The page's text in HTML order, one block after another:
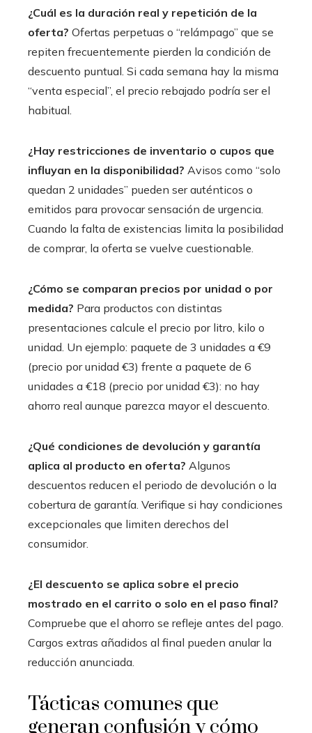
¿Cuál es la duración real y repetición de la
oferta? Ofertas perpetuas o “relámpago” que se
repiten frecuentemente pierden la condición de
descuento puntual. Si cada semana hay la misma
“venta especial”, el precio rebajado podría ser el
habitual.
¿Hay restricciones de inventario o cupos que
influyan en la disponibilidad? Avisos como “solo
quedan 2 unidades” pueden ser auténticos o
emitidos para provocar sensación de urgencia.
Cuando la falta de existencias limita la posibilidad
de comprar, la oferta se vuelve cuestionable.
¿Cómo se comparan precios por unidad o por
medida? Para productos con distintas
presentaciones calcule el precio por litro, kilo o
unidad. Un ejemplo: paquete de 3 unidades a €9
(precio por unidad €3) frente a paquete de 6
unidades a €18 (precio por unidad €3): no hay
ahorro real aunque parezca mayor el descuento.
¿Qué condiciones de devolución y garantía
aplica al producto en oferta? Algunos
descuentos reducen el periodo de devolución o la
cobertura de garantía. Verifique si hay condiciones
excepcionales que limiten derechos del
consumidor.
¿El descuento se aplica sobre el precio
mostrado en el carrito o solo en el paso final?
Compruebe que el ahorro se refleje antes del pago.
Cargos extras añadidos al final pueden anular la
reducción anunciada.
Tácticas comunes que
generan confusión y cómo